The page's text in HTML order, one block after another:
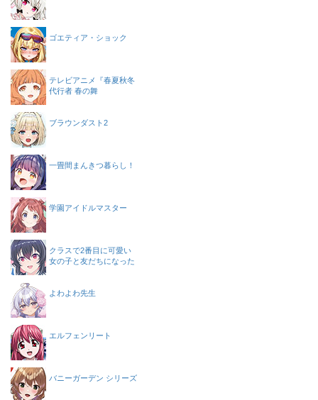
ゴエティア・ショック
テレビアニメ『春夏秋冬
代行者 春の舞
ブラウンダスト2
一畳間まんきつ暮らし！
学園アイドルマスター
クラスで2番目に可愛い
女の子と友だちになった
よわよわ先生
エルフェンリート
バニーガーデン シリーズ